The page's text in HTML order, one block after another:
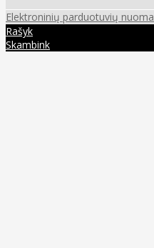
Elektroninių parduotuvių nuoma
Rašyk
Skambink